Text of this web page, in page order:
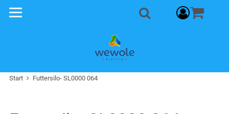
Start Futtersilo- SL0000 064